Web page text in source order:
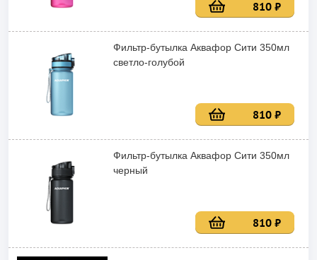
810 ₽
Фильтр-бутылка Аквафор Сити 350мл
светло-голубой
810 ₽
Фильтр-бутылка Аквафор Сити 350мл
черный
810 ₽